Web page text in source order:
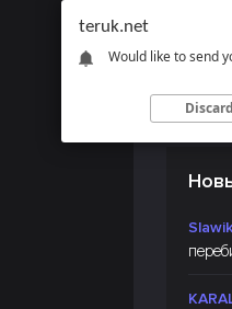
teruk.net
Would like to send
Discard